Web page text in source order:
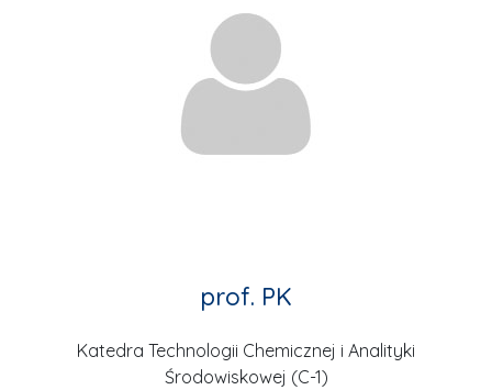
prof. PK
Katedra Technologii Chemicznej i Analityki
Środowiskowej (C-1)